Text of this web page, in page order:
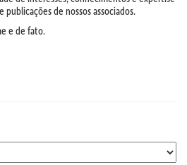
de nossos associados.
e de fato.